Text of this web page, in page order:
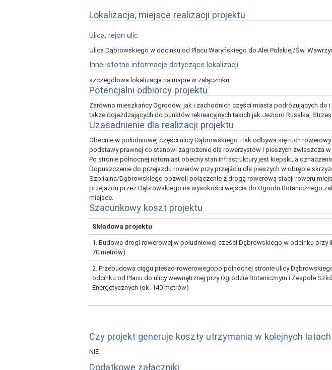
Lokalizacja, miejsce realizacji projektu
Ulica, rejon ulic
Ulica Dąbrowskiego w odcinku od Placu Waryńskiego do Alei Polskiej/Św.
Inne istotne informacje dotyczące lokalizacji
szczegółowa lokalizacja na mapie w załączniku
Potencjalni odbiorcy projektu
Zarówno mieszkańcy Ogrodów, jak i zachodnich części miasta podróżujących do
także dojeżdżających do punktów rekreacyjnych takich jak Jezioro Rusałka,
Uzasadnienie dla realizacji projektu
Obecnie w południowej części ulicy Dąbrowskiego i tak odbywa się ruch
podstawy prawnej co stanowi zagrożenie dla rowerzystów i pieszych zwłaszcza
Po stronie północnej natomiast obecny stan infrastruktury jest kiepski, a
Dopuszczenie do przejazdu rowerów przy przejściu dla pieszych w obrębie
Szpitalna/Dąbrowskiego pozwoli połączenie z drogą rowerową stacji roweru miejskiego.
przejazdu przez Dąbrowskiego na wysokości wejścia do Ogrodu Botanicznego
miejsce.
Szacunkowy koszt projektu
Składowa projektu
1. Budowa drogi rowerowej w południowej części Dąbrowskiego w odcinku przy
70 metrów)
2. Przebudowa ciągu pieszo-rowerowegopo północnej stronie ulicy
odcinku od Placu do ulicy wewnętrznej przy Ogrodzie Botanicznym i Zespole
Energetycznych (ok. 140 metrów)
Czy projekt generuje koszty utrzymania w kolejnych
NIE
Dodatkowe załączniki